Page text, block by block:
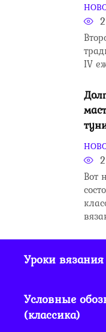
IV
Вот
Уроки
Условные
(классика)